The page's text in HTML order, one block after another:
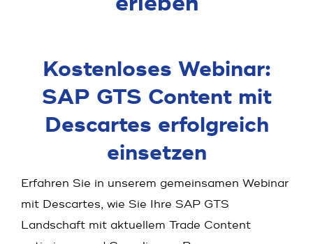
Kostenloses Webinar:
SAP GTS Content mit
Descartes erfolgreich
einsetzen
Erfahren Sie in unserem gemeinsamen Webinar
mit Descartes, wie Sie Ihre SAP GTS
Landschaft mit aktuellem Trade Content